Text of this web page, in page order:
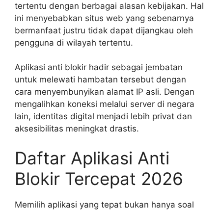
tertentu dengan berbagai alasan kebijakan. Hal
ini menyebabkan situs web yang sebenarnya
bermanfaat justru tidak dapat dijangkau oleh
pengguna di wilayah tertentu.
Aplikasi anti blokir hadir sebagai jembatan
untuk melewati hambatan tersebut dengan
cara menyembunyikan alamat IP asli. Dengan
mengalihkan koneksi melalui server di negara
lain, identitas digital menjadi lebih privat dan
aksesibilitas meningkat drastis.
Daftar Aplikasi Anti
Blokir Tercepat 2026
Memilih aplikasi yang tepat bukan hanya soal